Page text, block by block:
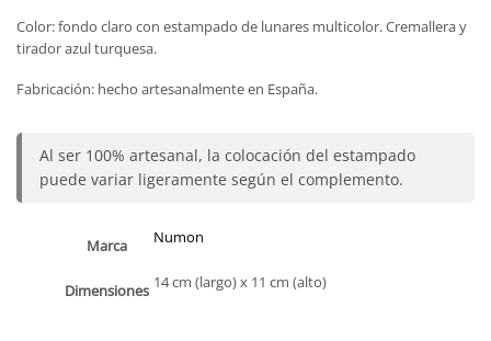
Color: fondo claro con estampado de lunares multicolor. Cremallera y
tirador azul turquesa.
Fabricación: hecho artesanalmente en España.
Al ser 100% artesanal, la colocación del estampado
puede variar ligeramente según el complemento.
Marca Numon
Dimensiones 14 cm (largo) x 11 cm (alto)